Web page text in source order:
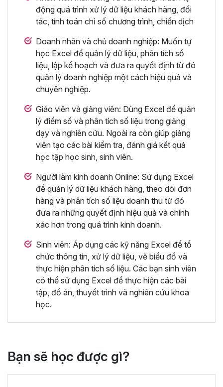
động quá trình xử lý dữ liệu khách hàng, đối
tác, tính toán chỉ số chương trình, chiến dịch
Doanh nhân và chủ doanh nghiệp: Muốn tự
học Excel để quản lý dữ liệu, phân tích số
liệu, lập kế hoạch và đưa ra quyết định từ đó
quản lý doanh nghiệp một cách hiệu quả và
chuyên nghiệp.
Giáo viên và giảng viên: Dùng Excel để quản
lý điểm số và phân tích số liệu trong giảng
dạy và nghiên cứu. Ngoài ra còn giúp giảng
viên tạo các bài kiểm tra, đánh giá kết quả
học tập học sinh, sinh viên.
Người làm kinh doanh Online: Sử dụng Excel
để quản lý dữ liệu khách hàng, theo dõi đơn
hàng và phân tích số liệu doanh thu từ đó
đưa ra những quyết định hiệu quả và chính
xác hơn trong quá trình kinh doanh.
Sinh viên: Áp dụng các kỹ năng Excel để tổ
chức thông tin, xử lý dữ liệu, vẽ biểu đồ và
thực hiện phân tích số liệu. Các bạn sinh viên
có thể sử dụng Excel để thực hiện các bài
tập, đồ án, thuyết trình và nghiên cứu khoa
học.
Bạn sẽ học được gì?